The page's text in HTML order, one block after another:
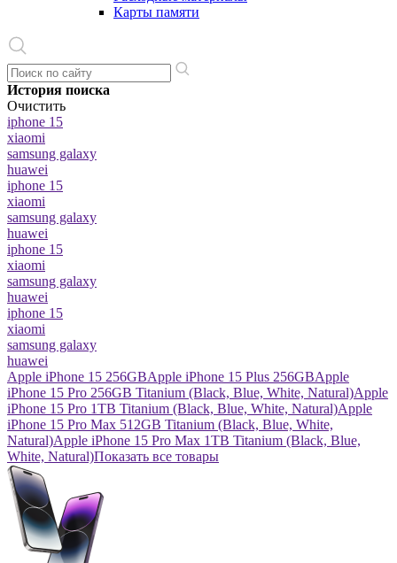
Карты памяти
История поиска
Очистить
iphone 15
xiaomi
samsung galaxy
huawei
iphone 15
xiaomi
samsung galaxy
huawei
iphone 15
xiaomi
samsung galaxy
huawei
iphone 15
xiaomi
samsung galaxy
huawei
Apple iPhone 15 256GBApple iPhone 15 Plus 256GBApple
iPhone 15 Pro 256GB Titanium (Black, Blue, White, Natural)Apple
iPhone 15 Pro 1TB Titanium (Black, Blue, White, Natural)Apple
iPhone 15 Pro Max 512GB Titanium (Black, Blue, White,
Natural)Apple iPhone 15 Pro Max 1TB Titanium (Black, Blue,
White, Natural)Показать все товары